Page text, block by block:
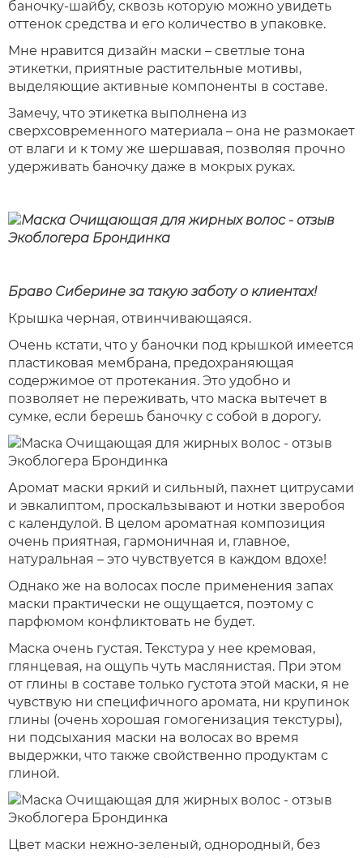
баночку-шайбу, сквозь которую можно увидеть
оттенок средства и его количество в упаковке.
Мне нравится дизайн маски – светлые тона
этикетки, приятные растительные мотивы,
выделяющие активные компоненты в составе.
Замечу, что этикетка выполнена из
сверхсовременного материала – она не размокает
от влаги и к тому же шершавая, позволяя прочно
удерживать баночку даже в мокрых руках.
Браво Сиберине за такую заботу о клиентах!
Крышка черная, отвинчивающаяся.
Очень кстати, что у баночки под крышкой имеется
пластиковая мембрана, предохраняющая
содержимое от протекания. Это удобно и
позволяет не переживать, что маска вытечет в
сумке, если берешь баночку с собой в дорогу.
Аромат маски яркий и сильный, пахнет цитрусами
и эвкалиптом, проскальзывают и нотки зверобоя
с календулой. В целом ароматная композиция
очень приятная, гармоничная и, главное,
натуральная – это чувствуется в каждом вдохе!
Однако же на волосах после применения запах
маски практически не ощущается, поэтому с
парфюмом конфликтовать не будет.
Маска очень густая. Текстура у нее кремовая,
глянцевая, на ощупь чуть маслянистая. При этом
от глины в составе только густота этой маски, я не
чувствую ни специфичного аромата, ни крупинок
глины (очень хорошая гомогенизация текстуры),
ни подсыхания маски на волосах во время
выдержки, что также свойственно продуктам с
глиной.
Цвет маски нежно-зеленый, однородный, без